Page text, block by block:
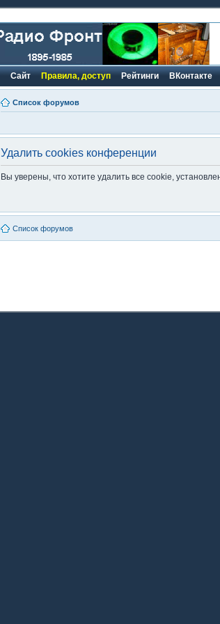
Сайт Правила, доступ Рейтинги ВКонтакте
Список форумов
Удалить cookies конференции
Вы уверены, что хотите удалить все cookie,
Список форумов